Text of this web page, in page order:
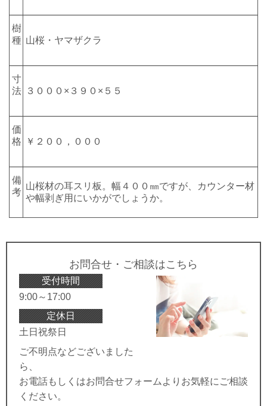
樹
種 山桜・ヤマザクラ
寸
法
３０００×３９０×５５
価
格
￥２００，０００
備
考
山桜材の耳スリ板。幅４００㎜ですが、カウンター材
や幅剥ぎ用にいかがでしょうか。
お問合せ・ご相談はこちら
受付時間
9:00～17:00
定休日
土日祝祭日
ご不明点などございました
ら、
お電話もしくはお問合せフォームよりお気軽にご相談
ください。